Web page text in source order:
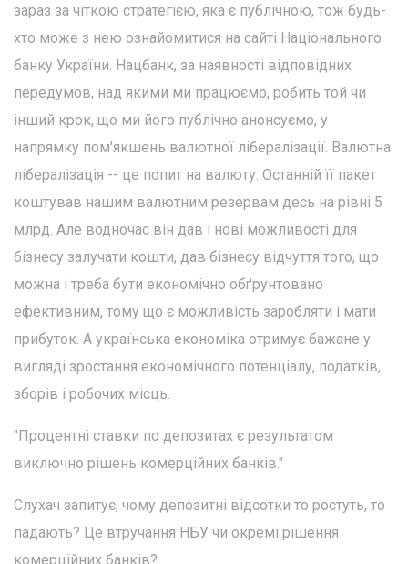
зараз за чіткою стратегією, яка є публічною, тож будь-
хто може з нею ознайомитися на сайті Національного
банку України. Нацбанк, за наявності відповідних
передумов, над якими ми працюємо, робить той чи
інший крок, що ми його публічно анонсуємо, у
напрямку пом'якшень валютної лібералізації. Валютна
лібералізація -- це попит на валюту. Останній її пакет
коштував нашим валютним резервам десь на рівні 5
млрд. Але водночас він дав і нові можливості для
бізнесу залучати кошти, дав бізнесу відчуття того, що
можна і треба бути економічно обґрунтовано
ефективним, тому що є можливість заробляти і мати
прибуток. А українська економіка отримує бажане у
вигляді зростання економічного потенціалу, податків,
зборів і робочих місць.
"Процентні ставки по депозитах є результатом
виключно рішень комерційних банків."
Слухач запитує, чому депозитні відсотки то ростуть, то
падають? Це втручання НБУ чи окремі рішення
комерційних банків?